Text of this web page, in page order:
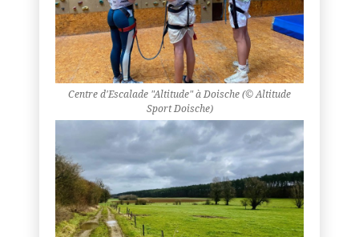
Centre d'Escalade "Altitude" à Doische (© Altitude
Sport Doische)